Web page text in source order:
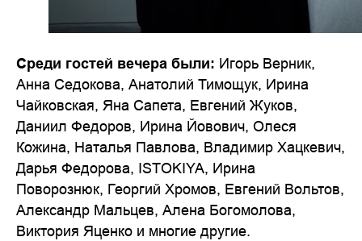
Среди гостей вечера были: Игорь Верник,
Анна Седокова, Анатолий Тимощук, Ирина
Чайковская, Яна Сапета, Евгений Жуков,
Даниил Федоров, Ирина Йовович, Олеся
Кожина, Наталья Павлова, Владимир Хацкевич,
Дарья Федорова, ISTOKIYA, Ирина
Поворознюк, Георгий Хромов, Евгений Вольтов,
Александр Мальцев, Алена Богомолова,
Виктория Яценко и многие другие.